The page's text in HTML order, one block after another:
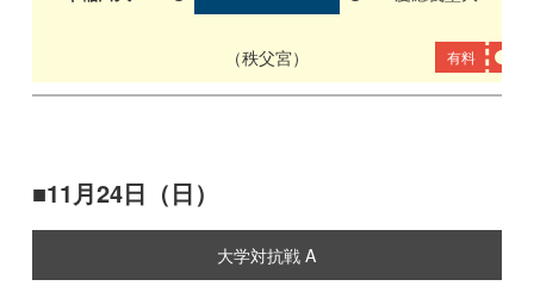
秩父宮 有料
11月24日（日）
大学対抗戦 A